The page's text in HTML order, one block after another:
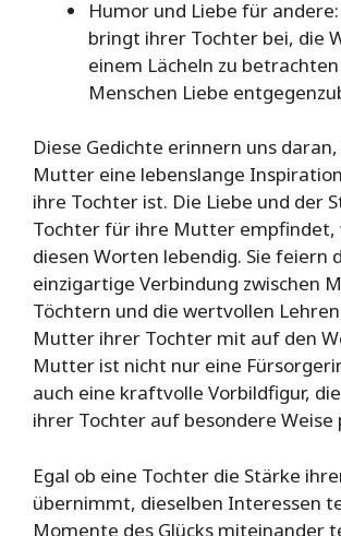
Humor und Liebe für
bringt ihrer Tochter bei, die
einem Lächeln zu
Menschen Liebe
Diese Gedichte erinnern uns
Mutter eine lebenslange
ihre Tochter ist. Die Liebe und der
Tochter für ihre Mutter empfindet,
diesen Worten lebendig. Sie feiern
einzigartige Verbindung zwischen
Töchtern und die wertvollen
Mutter ihrer Tochter mit auf den
Mutter ist nicht nur eine
auch eine kraftvolle Vorbildfigur,
ihrer Tochter auf besondere Weise
Egal ob eine Tochter die Stärke
übernimmt, dieselben Interessen
Momente des Glücks miteinander